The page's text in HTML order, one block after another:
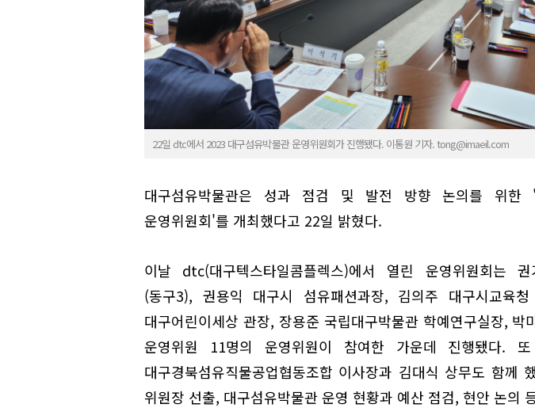
22일 dtc에서 2023 대구섬유박물관 운영위원회가 진행됐다. 이통원 기자. tong@imaeil.com
대구섬유박물관은 성과 점검 및 발전 방향 논의를 위한
운영위원회'를 개최했다고 22일 밝혔다.
이날 dtc(대구텍스타일콤플렉스)에서 열린 운영위원회는
(동구3), 권용익 대구시 섬유패션과장, 김의주 대구시교육
대구어린이세상 관장, 장용준 국립대구박물관 학예연구실장, 박
운영위원 11명의 운영위원이 참여한 가운데 진행됐다.
대구경북섬유직물공업협동조합 이사장과 김대식 상무도 함께
위원장 선출, 대구섬유박물관 운영 현황과 예산 점검, 현안 논의